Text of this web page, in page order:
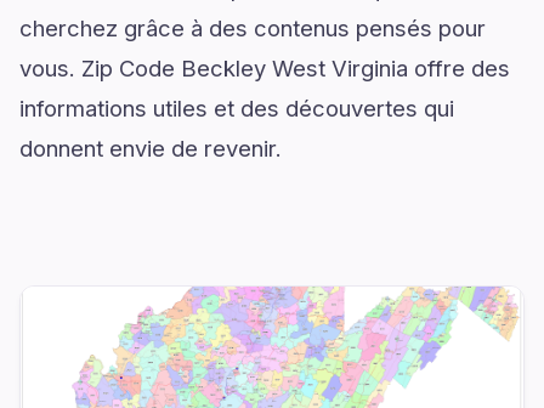
cherchez grâce à des contenus pensés pour
vous. Zip Code Beckley West Virginia offre des
informations utiles et des découvertes qui
donnent envie de revenir.